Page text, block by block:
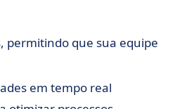
permitindo que sua equipe
em tempo real